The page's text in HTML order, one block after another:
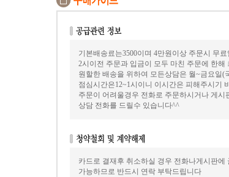
기본배송료는3500이며 4만원이상 주문시 무
2시이전 주문과 입금이 모두 마친 주문에 한
원할한 배송을 위하여 모든상담은 월~금요일(
점심시간은12~1시이니 이시간은 피해주시기
주문이 어려울경우 전화로 주문하시거나 게시
상담 전화를 드릴수 있습니다^^
카드로 결재후 취소하실 경우 전화나게시판에
가능하므로 반드시 연락 부탁드립니다